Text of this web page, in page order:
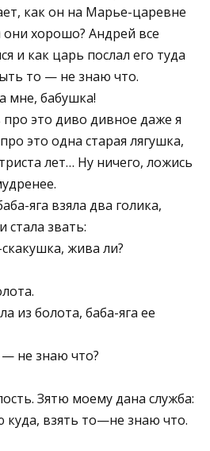
как он на Марье-царевне
хорошо? Андрей все
и как царь послал его туда
то — не знаю что.
мне, бабушка!
это диво дивное даже я
это одна старая лягушка,
лет… Ну ничего, ложись
яга взяла два голика,
стала звать:
жива ли?
из болота, баба-яга ее
не знаю что?
Зятю моему дана служба:
взять то—не знаю что.